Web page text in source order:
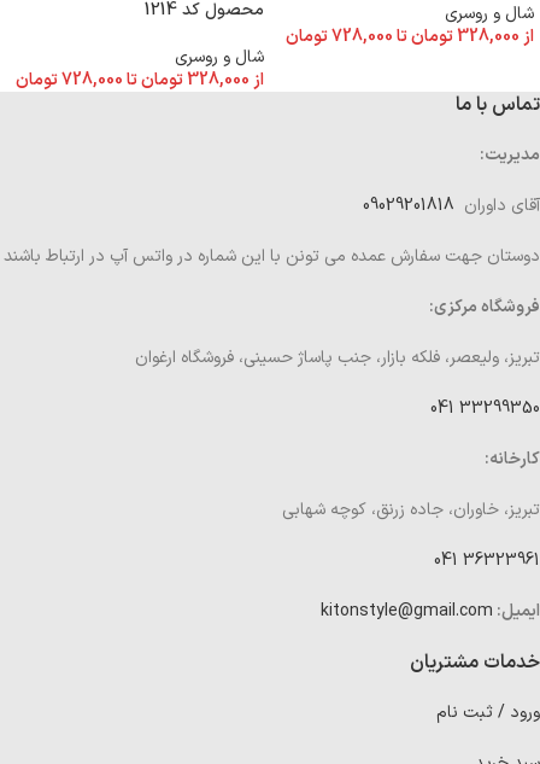
شال و روسری
از 328,000تومانتا728,000تومان
محصول کد 1214
شال و روسری
از 328,000تومانتا728,000تومان
تماس با ما
مدیریت:
آقای داوران
دوستان جهت سفارش عمده می تونن با این شماره در واتس آپ در ارتباط باشند
فروشگاه مرکزی:
تبریز، ولیعصر، فلکه بازار، جنب پاساژ حسینی، فروشگاه ارغوان
33299350 041
کارخانه:
تبریز، خاوران، جاده زرنق، کوچه شهابی
36323961 041
ایمیل: kitonstyle@gmail.com
خدمات مشتریان
ورود / ثبت نام